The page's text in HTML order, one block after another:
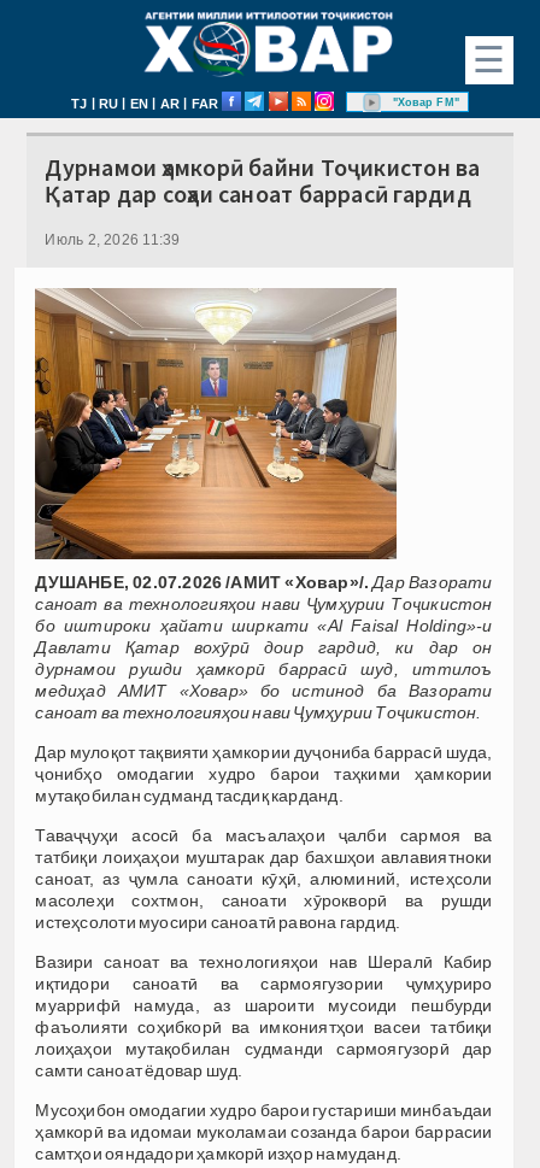
☰
TJ | RU | EN | AR | FAR "Ховар FM"
Дурнамои ҳамкорӣ байни Тоҷикистон ва
Қатар дар соҳаи саноат баррасӣ гардид
Июль 2, 2026 11:39
ДУШАНБЕ, 02.07.2026 /АМИТ «Ховар»/. Дар Вазорати
саноат ва технологияҳои нави Ҷумҳурии Тоҷикистон
бо иштироки ҳайати ширкати «Al Faisal Holding»-и
Давлати Қатар вохӯрӣ доир гардид, ки дар он
дурнамои рушди ҳамкорӣ баррасӣ шуд, иттилоъ
медиҳад АМИТ «Ховар» бо истинод ба Вазорати
саноат ва технологияҳои нави Ҷумҳурии Тоҷикистон.
Дар мулоқот тақвияти ҳамкории дуҷониба баррасӣ шуда,
ҷонибҳо омодагии худро барои таҳкими ҳамкории
мутақобилан судманд тасдиқ карданд.
Таваҷҷуҳи асосӣ ба масъалаҳои ҷалби сармоя ва
татбиқи лоиҳаҳои муштарак дар бахшҳои авлавиятноки
саноат, аз ҷумла саноати кӯҳӣ, алюминий, истеҳсоли
масолеҳи сохтмон, саноати хӯрокворӣ ва рушди
истеҳсолоти муосири саноатӣ равона гардид.
Вазири саноат ва технологияҳои нав Шералӣ Кабир
иқтидори саноатӣ ва сармоягузории ҷумҳуриро
муаррифӣ намуда, аз шароити мусоиди пешбурди
фаъолияти соҳибкорӣ ва имкониятҳои васеи татбиқи
лоиҳаҳои мутақобилан судманди сармоягузорӣ дар
самти саноат ёдовар шуд.
Мусоҳибон омодагии худро барои густариши минбаъдаи
ҳамкорӣ ва идомаи муколамаи созанда барои баррасии
самтҳои ояндадори ҳамкорӣ изҳор намуданд.